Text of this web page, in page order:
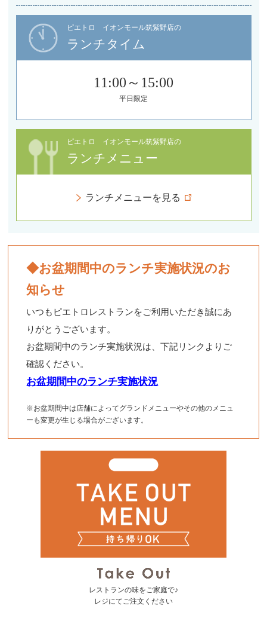
ピエトロ イオンモール筑紫野店の
ランチタイム
11:00～15:00
平日限定
ピエトロ イオンモール筑紫野店の
ランチメニュー
ランチメニューを見る
◆お盆期間中のランチ実施状況のお
知らせ
いつもピエトロレストランをご利用いただき誠にあ
りがとうございます。
お盆期間中のランチ実施状況は、下記リンクよりご
確認ください。
お盆期間中のランチ実施状況
※お盆期間中は店舗によってグランドメニューやその他のメニュ
ーも変更が生じる場合がございます。
レストランの味をご家庭で♪
レジにてご注文ください